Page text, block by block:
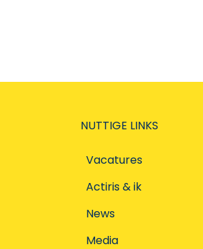
NUTTIGE LINKS
Vacatures
Actiris & ik
News
Media